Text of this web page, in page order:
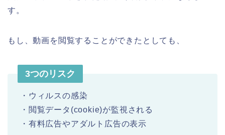
す。
もし、動画を閲覧することができたとしても、
3つのリスク
・ウィルスの感染
・閲覧データ(cookie)が監視される
・有料広告やアダルト広告の表示